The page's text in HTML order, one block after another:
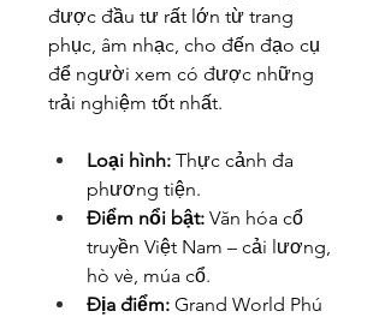
được đầu tư rất lớn từ trang
phục, âm nhạc, cho đến đạo cụ
để người xem có được những
trải nghiệm tốt nhất.
Loại hình: Thực cảnh đa
phương tiện.
Điểm nổi bật: Văn hóa cổ
truyền Việt Nam – cải lương,
hò vè, múa cổ.
Địa điểm: Grand World Phú